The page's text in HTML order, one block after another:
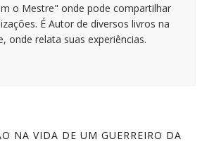
o Mestre" onde pode compartilhar
É Autor de diversos livros na
onde relata suas experiências.
NA VIDA DE UM GUERREIRO DA